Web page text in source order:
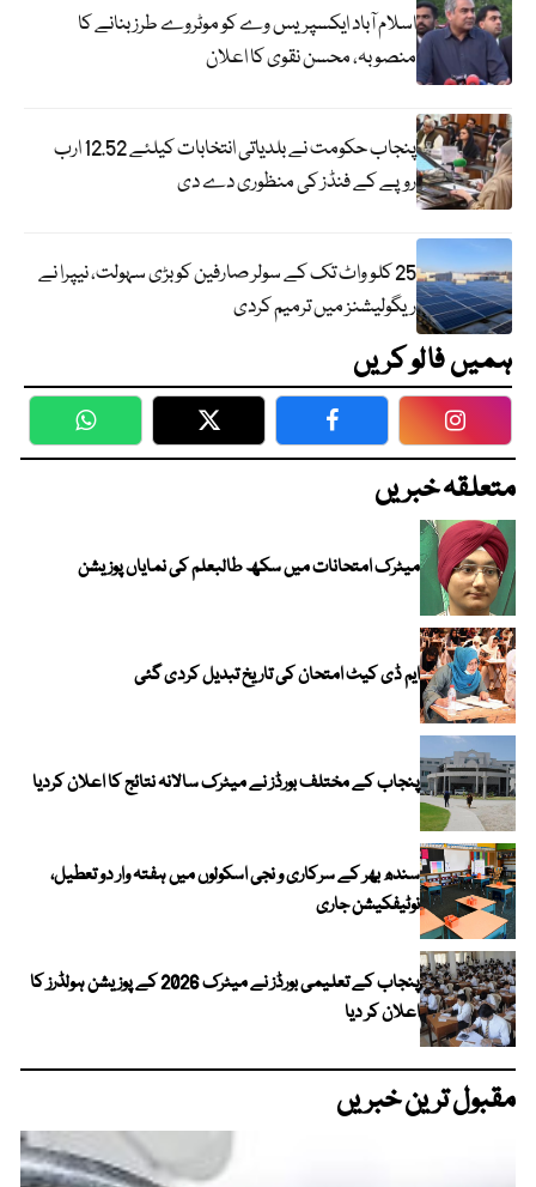
اسلام آباد ایکسپریس وے کو موٹروے طرز بنانے کا
منصوبہ، محسن نقوی کا اعلان
پنجاب حکومت نے بلدیاتی انتخابات کیلئے 12.52 ارب
روپے کے فنڈز کی منظوری دے دی
25 کلو واٹ تک کے سولر صارفین کو بڑی سہولت، نیپرا نے
ریگولیشنز میں ترمیم کردی
ہمیں فالو کریں
WhatsApp Twitter Facebook
متعلقہ خبریں
میٹرک امتحانات میں سکھ طالبعلم کی نمایاں پوزیشن
ایم ڈی کیٹ امتحان کی تاریخ تبدیل کردی گئی
پنجاب کے مختلف بورڈز نے میٹرک سالانہ نتائج کا اعلان کردیا
سندھ بھر کے سرکاری و نجی اسکولوں میں ہفتہ وار دو تعطیل،
نوٹیفکیشن جاری
پنجاب کے تعلیمی بورڈز نے میٹرک 2026 کے پوزیشن ہولڈرز کا
اعلان کر دیا
مقبول ترین خبریں